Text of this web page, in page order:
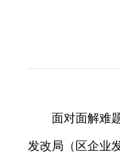
面对面解难
发改局（区企业